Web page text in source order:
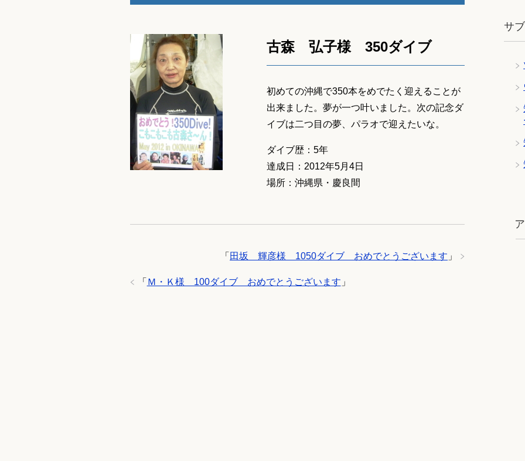
古森 弘子様 350ダイブ
初めての沖縄で350本をめでたく迎えることが
出来ました。夢が一つ叶いました。次の記念ダ
イブは二つ目の夢、パラオで迎えたいな。
ダイブ歴：5年
達成日：2012年5月4日
場所：沖縄県・慶良間
「 田坂 輝彦様 1050ダイブ おめでとうございます 」
「 Ｍ・Ｋ様 100ダイブ おめでとうございます 」
サ
ツ